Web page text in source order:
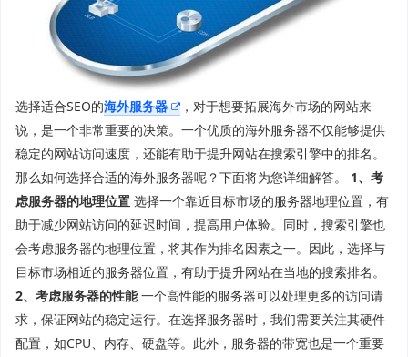
选择适合SEO的海外服务器
，对于想要拓展海外市场的网站来
说，是一个非常重要的决策。一个优质的海外服务器不仅能够提供
稳定的网站访问速度，还能有助于提升网站在搜索引擎中的排名。
那么如何选择合适的海外服务器呢？下面将为您详细解答。 1、考
虑服务器的地理位置 选择一个靠近目标市场的服务器地理位置，有
助于减少网站访问的延迟时间，提高用户体验。同时，搜索引擎也
会考虑服务器的地理位置，将其作为排名因素之一。因此，选择与
目标市场相近的服务器位置，有助于提升网站在当地的搜索排名。
2、考虑服务器的性能一个高性能的服务器可以处理更多的访问请
求，保证网站的稳定运行。在选择服务器时，我们需要关注其硬件
配置，如CPU、内存、硬盘等。此外，服务器的带宽也是一个重要